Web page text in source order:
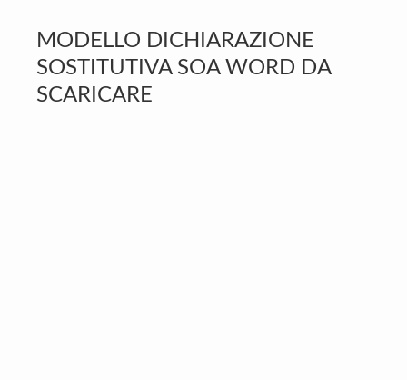
n
c
o
m
a
r
t
e
r
MODELLO DICHIARAZIONE
SOSTITUTIVA SOA WORD DA
SCARICARE